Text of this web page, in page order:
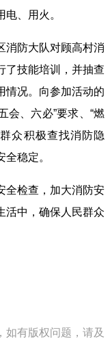
、用火。
消防大队对顾高村消
了技能培训，并抽查
情况。向参加活动的
会、六必”要求、“燃
众积极查找消防隐
稳定。
全检查，加大消防安
活中，确保人民群众
如有版权问题，请及